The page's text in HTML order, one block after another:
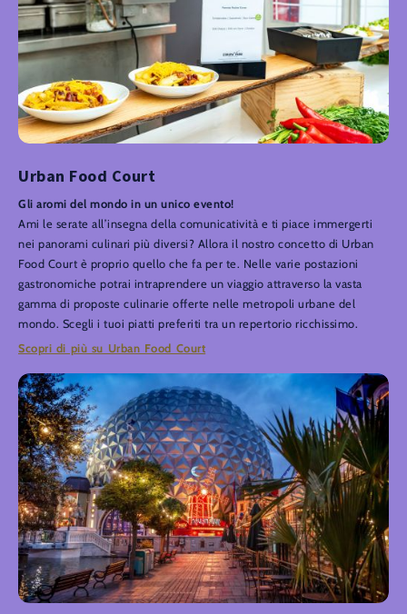
Urban Food Court
Gli aromi del mondo in un unico evento!
Ami le serate all’insegna della comunicatività e ti piace immergerti
nei panorami culinari più diversi? Allora il nostro concetto di Urban
Food Court è proprio quello che fa per te. Nelle varie postazioni
gastronomiche potrai intraprendere un viaggio attraverso la vasta
gamma di proposte culinarie offerte nelle metropoli urbane del
mondo. Scegli i tuoi piatti preferiti tra un repertorio ricchissimo.
Scopri di più su Urban Food Court